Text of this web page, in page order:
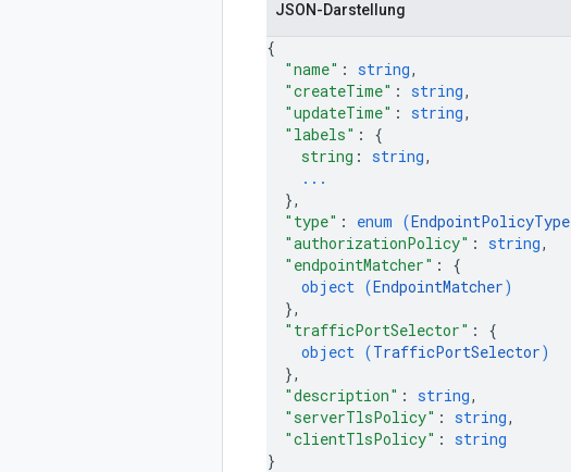
JSON-Darstellung
{
"name" : string,
"createTime" : string,
"updateTime" : string,
"labels" : {
string : string,
...
},
"type" : enum (EndpointPolicyType
"authorizationPolicy" : string,
"endpointMatcher" : {
object (EndpointMatcher)
},
"trafficPortSelector" : {
object (TrafficPortSelector)
},
"description" : string,
"serverTlsPolicy" : string,
"clientTlsPolicy" : string
}